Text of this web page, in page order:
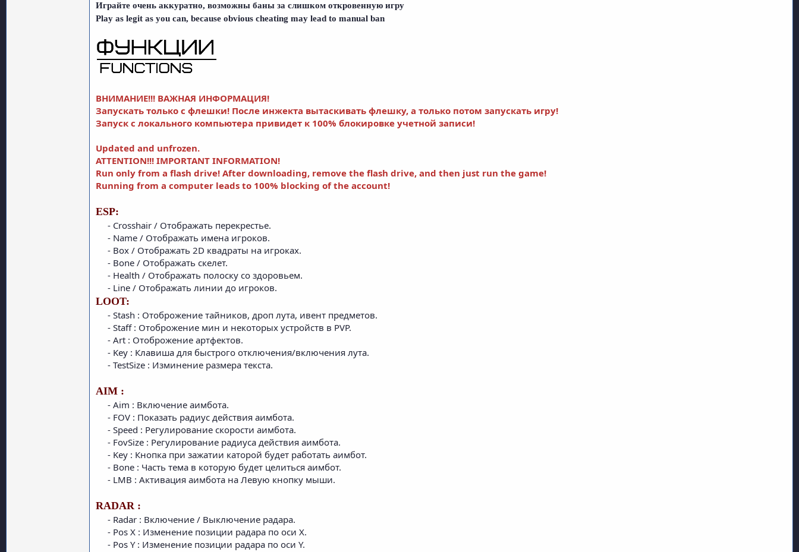
Играйте очень аккуратно, возможны баны за слишком откровенную игру
Play as legit as you can, because obvious cheating may lead to manual ban
ВНИМАНИЕ!!! ВАЖНАЯ ИНФОРМАЦИЯ!
Запускать только с флешки! После инжекта вытаскивать флешку, а только потом запускать игру!
Запуск с локального компьютера привидет к 100% блокировке учетной записи!
Updated and unfrozen.
ATTENTION!!! IMPORTANT INFORMATION!
Run only from a flash drive! After downloading, remove the flash drive, and then just run the game!
Running from a computer leads to 100% blocking of the account!
ESP:
- Crosshair / Отображать перекрестье.​
- Name / Отображать имена игроков.​
- Box / Отображать 2D квадраты на игроках.​
- Bone / Отображать скелет.​
- Health / Отображать полоску со здоровьем.​
- Line / Отображать линии до игроков.​
LOOT:
- Stash : Отоброжение тайников, дроп лута, ивент предметов.​
- Staff : Отоброжение мин и некоторых устройств в PVP.​
- Art : Отоброжение артфектов.​
- Key : Клавиша для быстрого отключения/включения лута.​
- TestSize : Изминение размера текста.​
AIM :
- Aim : Включение аимбота.​
- FOV : Показать радиус действия аимбота.​
- Speed : Регулирование скорости аимбота.​
- FovSize : Регулирование радиуса действия аимбота.​
- Key : Кнопка при зажатии каторой будет работать аимбот.​
- Bone : Часть тема в которую будет целиться аимбот.​
- LMB : Активация аимбота на Левую кнопку мыши.​
RADAR :
- Radar : Включение / Выключение радара.​
- Pos X : Изменение позиции радара по оси Х.​
- Pos Y : Изменение позиции радара по оси Y.​